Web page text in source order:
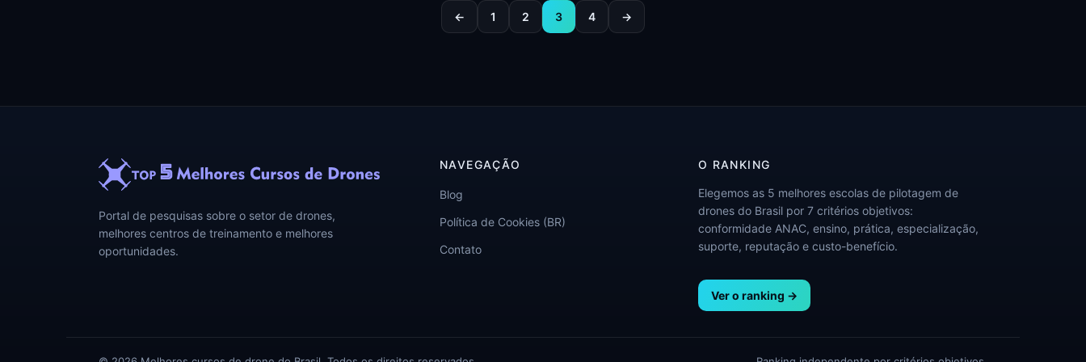
← 1 2 3 4 →
Portal de pesquisas sobre o setor de drones,
melhores centros de treinamento e melhores
oportunidades.
NAVEGAÇÃO
Blog
Política de Cookies (BR)
Contato
O RANKING
Elegemos as 5 melhores escolas de pilotagem de
drones do Brasil por 7 critérios objetivos:
conformidade ANAC, ensino, prática, especialização,
suporte, reputação e custo-benefício.
Ver o ranking →